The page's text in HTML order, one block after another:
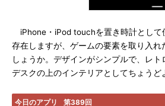
iPhone・iPod touchを置き時計として
存在しますが、ゲームの要素を取り入
しょうか。デザインがシンプルで、レト
デスクの上のインテリアとしてちょうど
今日のアプリ 第389回